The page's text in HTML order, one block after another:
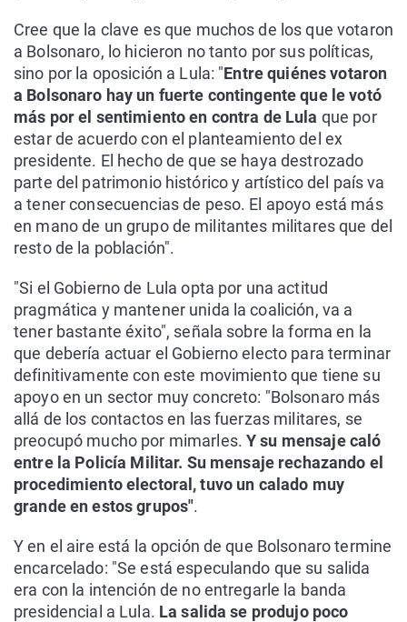
Cree que la clave es que muchos de los que votaron
a Bolsonaro, lo hicieron no tanto por sus políticas,
sino por la oposición a Lula: "Entre quiénes votaron
a Bolsonaro hay un fuerte contingente que le votó
más por el sentimiento en contra de Lula que por
estar de acuerdo con el planteamiento del ex
presidente. El hecho de que se haya destrozado
parte del patrimonio histórico y artístico del país va
a tener consecuencias de peso. El apoyo está más
en mano de un grupo de militantes militares que del
resto de la población".
"Si el Gobierno de Lula opta por una actitud
pragmática y mantener unida la coalición, va a
tener bastante éxito", señala sobre la forma en la
que debería actuar el Gobierno electo para terminar
definitivamente con este movimiento que tiene su
apoyo en un sector muy concreto: "Bolsonaro más
allá de los contactos en las fuerzas militares, se
preocupó mucho por mimarles.Y su mensaje caló
entre la Policía Militar. Su mensaje rechazando el
procedimiento electoral, tuvo un calado muy
grande en estos grupos".
Y en el aire está la opción de que Bolsonaro termine
encarcelado: "Se está especulando que su salida
era con la intención de no entregarle la banda
presidencial a Lula. La salida se produjo poco